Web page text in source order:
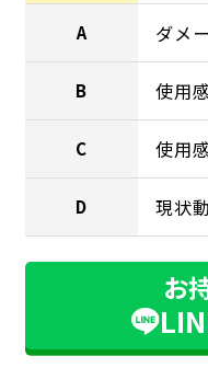
A ダメ
B 使用
C 使用
D 現状
お